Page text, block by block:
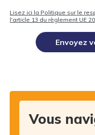
Lisez ici la Politique sur le
l'article 13 du règlement UE
Envoyez
Vous